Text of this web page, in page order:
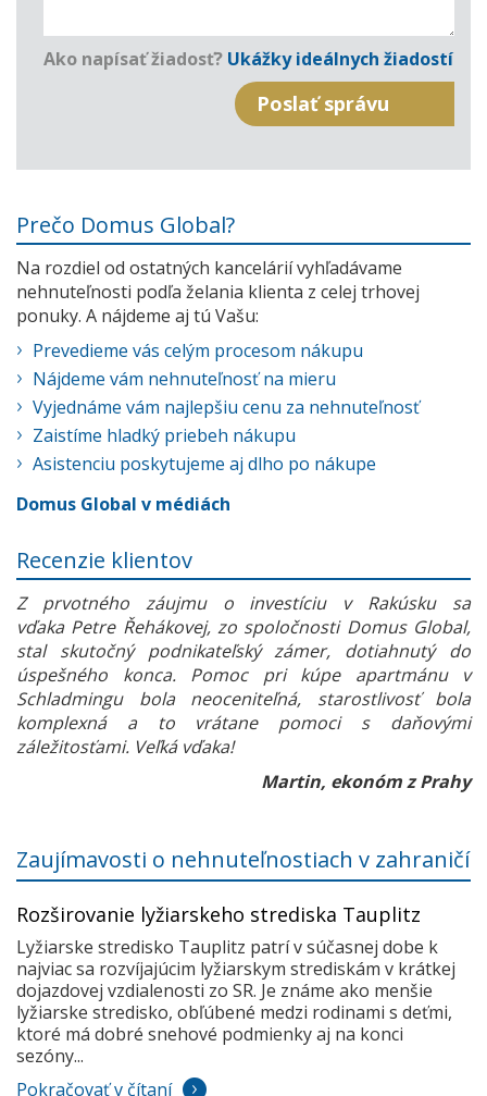
Ako napísať žiadosť? Ukážky ideálnych žiadostí
Prečo Domus Global?
Na rozdiel od ostatných kancelárií vyhľadávame
nehnuteľnosti podľa želania klienta z celej trhovej
ponuky. A nájdeme aj tú Vašu:
Prevedieme vás celým procesom nákupu
Nájdeme vám nehnuteľnosť na mieru
Vyjednáme vám najlepšiu cenu za nehnuteľnosť
Zaistíme hladký priebeh nákupu
Asistenciu poskytujeme aj dlho po nákupe
Domus Global v médiách
Recenzie klientov
Z prvotného záujmu o investíciu v Rakúsku sa
vďaka Petre Řehákovej, zo spoločnosti Domus Global,
stal skutočný podnikateľský zámer, dotiahnutý do
úspešného konca. Pomoc pri kúpe apartmánu v
Schladmingu bola neoceniteľná, starostlivosť bola
komplexná a to vrátane pomoci s daňovými
záležitosťami. Veľká vďaka!
Martin, ekonóm z Prahy
Zaujímavosti o nehnuteľnostiach v zahraničí
Rozširovanie lyžiarskeho strediska Tauplitz
Lyžiarske stredisko Tauplitz patrí v súčasnej dobe k
najviac sa rozvíjajúcim lyžiarskym strediskám v krátkej
dojazdovej vzdialenosti zo SR. Je známe ako menšie
lyžiarske stredisko, obľúbené medzi rodinami s deťmi,
ktoré má dobré snehové podmienky aj na konci
sezóny...
Pokračovať v čítaní